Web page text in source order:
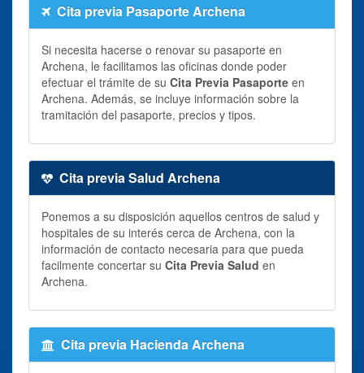
Cita previa Pasaporte Archena
Si necesita hacerse o renovar su pasaporte en
Archena, le facilitamos las oficinas donde poder
efectuar el trámite de su Cita Previa Pasaporte en
Archena. Además, se incluye información sobre la
tramitación del pasaporte, precios y tipos.
Cita previa Salud Archena
Ponemos a su disposición aquellos centros de salud y
hospitales de su interés cerca de Archena, con la
información de contacto necesaria para que pueda
facilmente concertar su Cita Previa Salud en
Archena.
Cita previa Hacienda Archena